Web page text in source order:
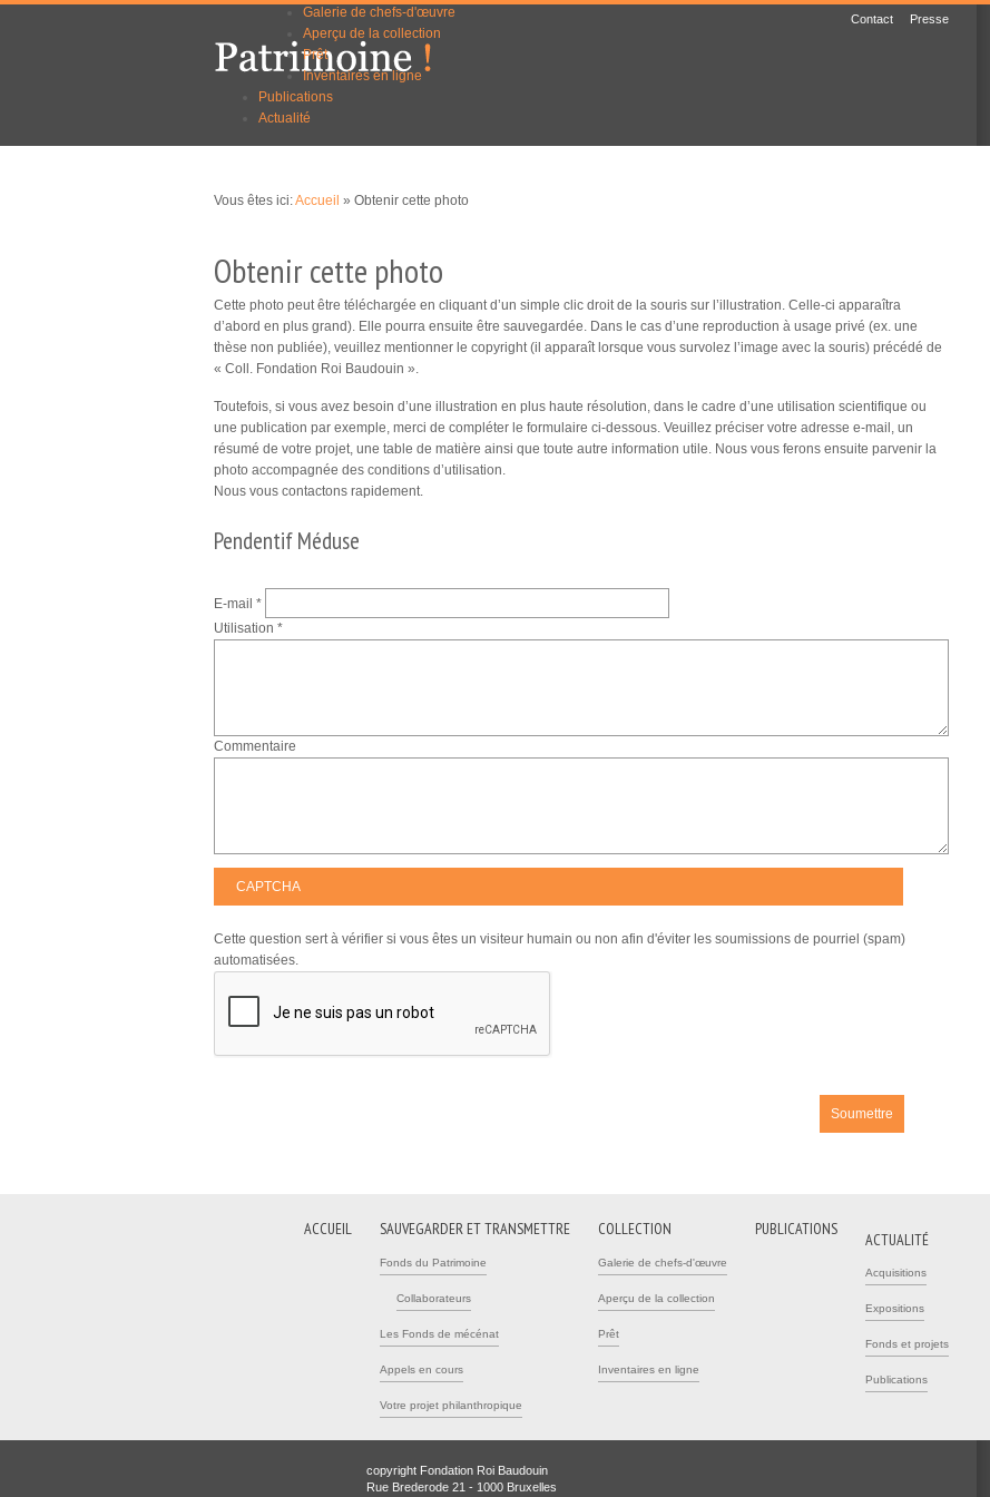
Contact Presse
Galerie de chefs-d'œuvre
Aperçu de la collection
Prêt
Inventaires en ligne
Publications
Actualité
Vous êtes ici:Accueil » Obtenir cette photo
Obtenir cette photo
Cette photo peut être téléchargée en cliquant d’un simple clic droit de la souris sur l’illustration. Celle-ci apparaîtra
d’abord en plus grand). Elle pourra ensuite être sauvegardée. Dans le cas d’une reproduction à usage privé (ex. une
thèse non publiée), veuillez mentionner le copyright (il apparaît lorsque vous survolez l’image avec la souris) précédé de
« Coll. Fondation Roi Baudouin ».
Toutefois, si vous avez besoin d’une illustration en plus haute résolution, dans le cadre d’une utilisation scientifique ou
une publication par exemple, merci de compléter le formulaire ci-dessous. Veuillez préciser votre adresse e-mail, un
résumé de votre projet, une table de matière ainsi que toute autre information utile. Nous vous ferons ensuite parvenir la
photo accompagnée des conditions d’utilisation.
Nous vous contactons rapidement.
Pendentif Méduse
E-mail *
Utilisation *
Commentaire
CAPTCHA
Cette question sert à vérifier si vous êtes un visiteur humain ou non afin d'éviter les soumissions de pourriel (spam)
automatisées.
ACTUALITÉ
Acquisitions
Expositions
Fonds et projets
Publications
ACCUEIL SAUVEGARDER ET TRANSMETTRE
Fonds du Patrimoine
Collaborateurs
Les Fonds de mécénat
Appels en cours
Votre projet philanthropique
COLLECTION
Galerie de chefs-d'œuvre
Aperçu de la collection
Prêt
Inventaires en ligne
PUBLICATIONS
copyright Fondation Roi Baudouin
Rue Brederode 21 - 1000 Bruxelles